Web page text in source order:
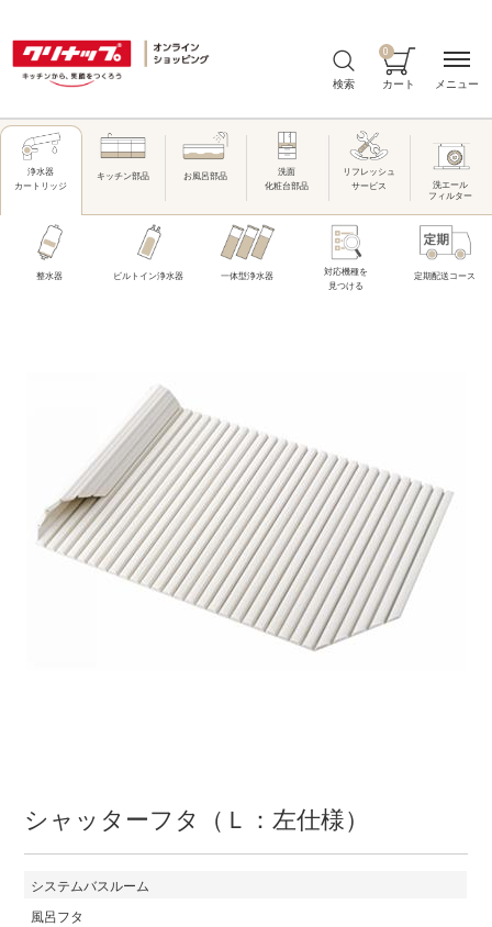
検索 カート
0
浄水器
カートリッジ
キッチン部品 お風呂部品
洗面
化粧台部品
リフレッシュ
サービス
洗エール
フィルター
整水器 ビルトイン浄水器 一体型浄水器
対応機種を
見つける
定期配送コース
シャッターフタ（Ｌ：左仕様）
システムバスルーム
風呂フタ
メニュー